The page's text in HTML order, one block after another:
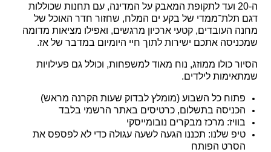
ה‑20 ועד לתקופת המאבק על המדינה, עם תחנות שכוללות
דגם תלת־ממדי של בקע ים המלח, שחזור חדר האוכל של
מחנה העובדים, קטעי ארכיון מרגשים, ואפילו מציאות מדומה
שמכניסה אתכם ישירות לתוך חיי היומיום במדבר של אז.
הסיור כולו ממוזג, נוח מאוד למשפחות, וכולל גם פעילויות
שמתאימות לילדים.
פתוח כל השבוע (מומלץ לבדוק שעות הקרנה מראש)
הכניסה בתשלום, כרטיסים באתר הרשמי בלבד
בוויז: מרכז מבקרים נובומייסקי
טיפ שלנו: תכננו הגעה לשעה עגולה כדי לא לפספס את
הסרט הפותח